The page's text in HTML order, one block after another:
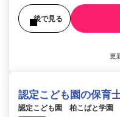
後で見る
更
認定こども園の保育
認定こども園 柏こばと学園